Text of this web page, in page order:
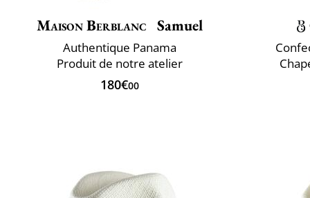
Maison Berblanc Samuel
Authentique Panama
Produit de notre atelier
180€00